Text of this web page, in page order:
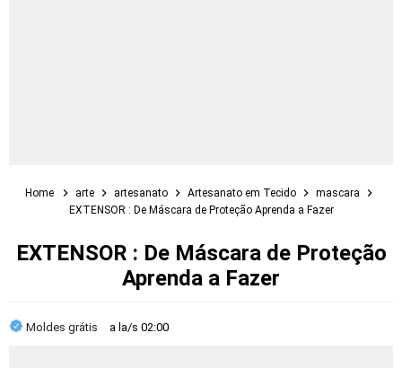
Home arte artesanato Artesanato em Tecido
mascara
EXTENSOR : De Máscara de Proteção Aprenda a Fazer
EXTENSOR : De Máscara de Proteção
Aprenda a Fazer
Moldes grátis a la/s 02:00